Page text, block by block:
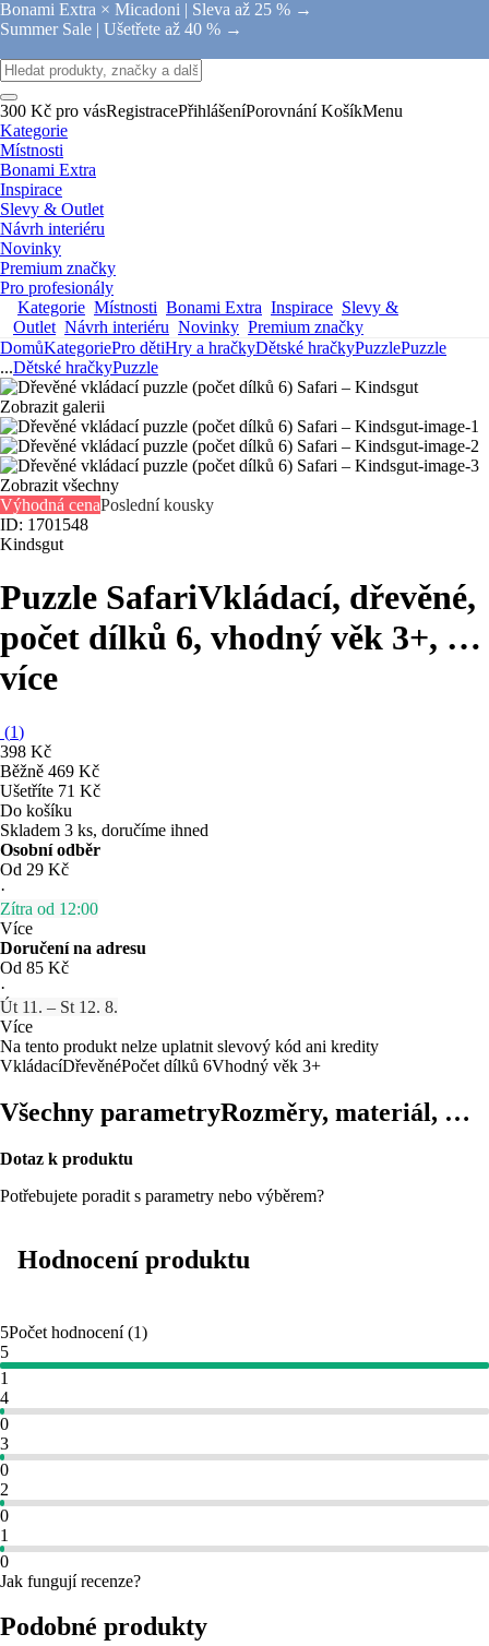
Bonami Extra × Micadoni | Sleva až 25 % →
Summer Sale | Ušetřete až 40 % →
300 Kč pro vásRegistracePřihlášeníPorovnání KošíkMenu
Kategorie
Místnosti
Bonami Extra
Inspirace
Slevy & Outlet
Návrh interiéru
Novinky
Premium značky
Pro profesionály
Kategorie Místnosti Bonami Extra Inspirace Slevy &
Outlet Návrh interiéru Novinky Premium značky
DomůKategoriePro dětiHry a hračkyDětské hračkyPuzzlePuzzle
...Dětské hračkyPuzzle
Zobrazit galerii
Zobrazit všechny
Výhodná cenaPoslední kousky
ID: 1701548
Kindsgut
Puzzle SafariVkládací, dřevěné,
počet dílků 6, vhodný věk 3+, …
více
(1)
398 Kč
Běžně 469 Kč
Ušetříte 71 Kč
Do košíku
Skladem 3 ks, doručíme ihned
Osobní odběr
Od 29 Kč
·
Zítra od 12:00
Více
Doručení na adresu
Od 85 Kč
·
Út 11. – St 12. 8.
Více
Na tento produkt nelze uplatnit slevový kód ani kredity
VkládacíDřevěnéPočet dílků 6Vhodný věk 3+
Všechny parametryRozměry, materiál, …
Dotaz k produktu
Potřebujete poradit s parametry nebo výběrem?
Hodnocení produktu
5Počet hodnocení(1)
5
1
4
0
3
0
2
0
1
0
Jak fungují recenze?
Podobné produkty